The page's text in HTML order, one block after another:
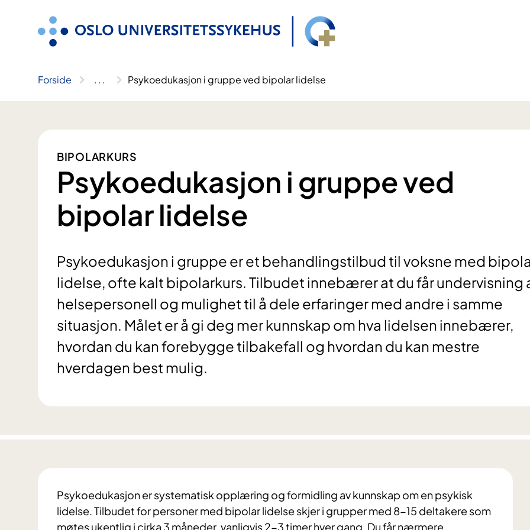
Forside .. . Psykoedukasjon i gruppe ved bipolar lidelse
BIPOLARKURS
Psykoedukasjon i gruppe ved
bipolar lidelse
Psykoedukasjon i gruppe er et behandlingstilbud til voksne med
lidelse, ofte kalt bipolarkurs. Tilbudet innebærer at du får undervisning
helsepersonell og mulighet til å dele erfaringer med andre i samme
situasjon. Målet er å gi deg mer kunnskap om hva lidelsen innebærer,
hvordan du kan forebygge tilbakefall og hvordan du kan mestre
hverdagen best mulig.
Psykoedukasjon er systematisk opplæring og formidling av kunnskap om en psykisk
lidelse. Tilbudet for personer med bipolar lidelse skjer i grupper med 8-15 deltakere som
møtes ukentlig i cirka 3 måneder, vanligvis 2-3 timer hver gang. Du får nærmere